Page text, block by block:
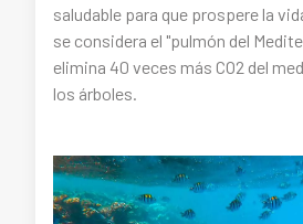
saludable para que prospere la
se considera el "pulmón del
elimina 40 veces más CO2 del
los árboles.